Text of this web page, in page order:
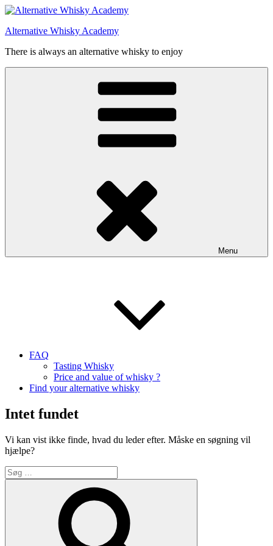
Videre
indhold
Alternative Whisky Academy
There is always an alternative whisky to enjoy
Menu
FAQ
Tasting Whisky
Price and value of whisky ?
Find your alternative whisky
Intet fundet
Vi kan vist ikke finde, hvad du leder efter. Måske en søgning vil
hjælpe?
Søg
efter: